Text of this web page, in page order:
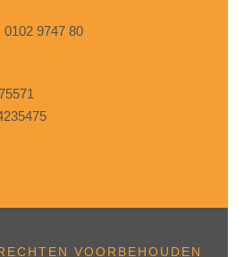
9747 80
VOORBEHOUDEN